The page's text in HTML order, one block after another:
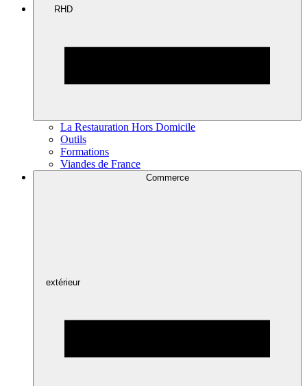
RHD
La Restauration Hors Domicile
Outils
Formations
Viandes de France
Commerce
extérieur